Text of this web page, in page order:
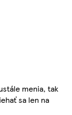
menia, tak
sa len na